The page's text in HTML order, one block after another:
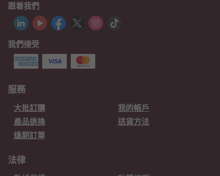
跟着我們
我們接受
服務
大批訂購
我的帳戶
產品退換
送貨方法
遠期訂單
法律